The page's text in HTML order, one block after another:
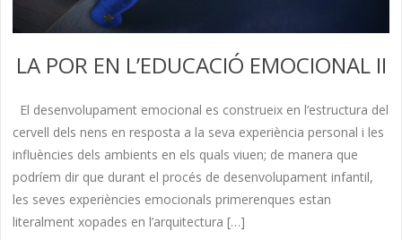
LA POR EN L’EDUCACIÓ EMOCIONAL II
El desenvolupament emocional es construeix en l’estructura del
cervell dels nens en resposta a la seva experiència personal i les
influències dels ambients en els quals viuen; de manera que
podríem dir que durant el procés de desenvolupament infantil,
les seves experiències emocionals primerenques estan
literalment xopades en l’arquitectura […]